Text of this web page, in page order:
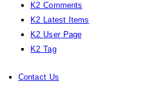
K2 Comments
K2 Latest Items
K2 User Page
K2 Tag
Contact Us